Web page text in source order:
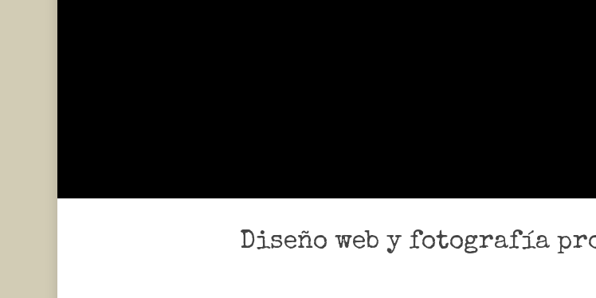
Diseño web y fotografía